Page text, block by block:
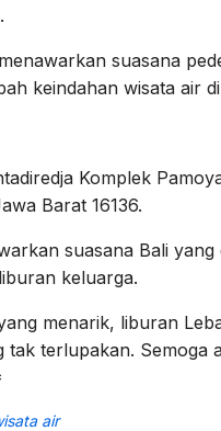
suasana
keindahan wisata air
Komplek
Barat 16136.
suasana Bali
keluarga.
menarik, liburan
tak terlupakan.
air